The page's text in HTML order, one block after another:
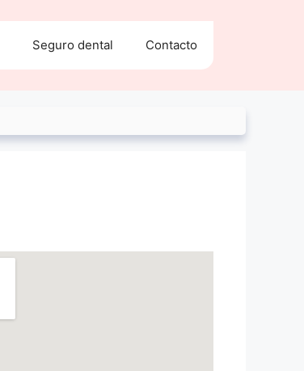
Seguro dental Contacto